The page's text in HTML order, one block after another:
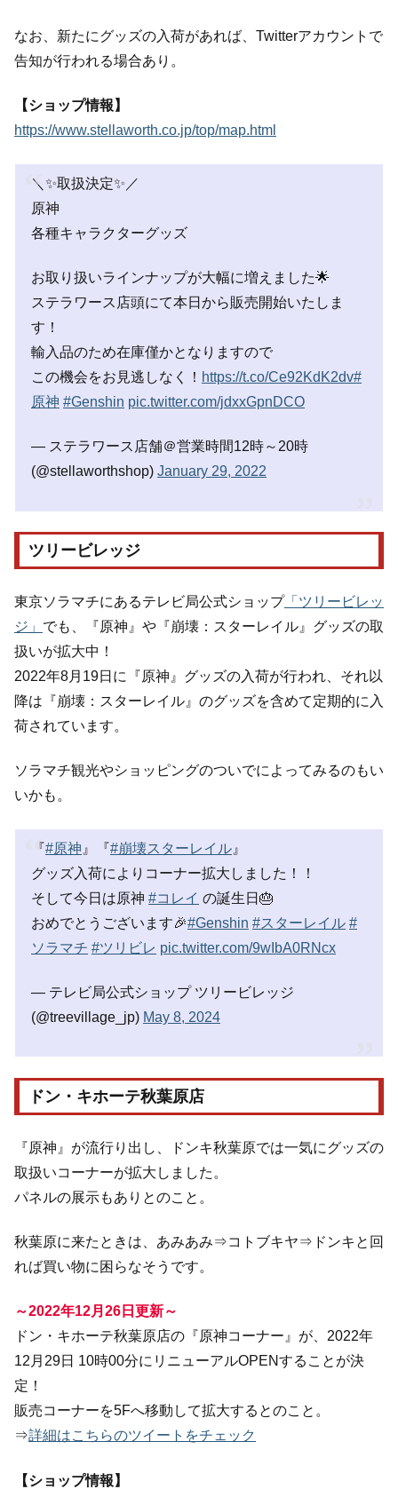
なお、新たにグッズの入荷があれば、Twitterアカウントで
告知が行われる場合あり。
【ショップ情報】
https://www.stellaworth.co.jp/top/map.html
＼✨取扱決定✨／
原神
各種キャラクターグッズ
お取り扱いラインナップが大幅に増えました🌟
ステラワース店頭にて本日から販売開始いたしま
す！
輸入品のため在庫僅かとなりますので
この機会をお見逃しなく！ https://t.co/Ce92KdK2dv#
原神 #Genshin pic.twitter.com/jdxxGpnDCO
— ステラワース店舗＠営業時間12時～20時
(@stellaworthshop) January 29, 2022
ツリービレッジ
東京ソラマチにあるテレビ局公式ショップ「ツリービレッ
ジ」 でも、『原神』や『崩壊：スターレイル』グッズの取
扱いが拡大中！
2022年8月19日に『原神』グッズの入荷が行われ、それ以
降は『崩壊：スターレイル』のグッズを含めて定期的に入
荷されています。
ソラマチ観光やショッピングのついでによってみるのもい
いかも。
『#原神 』『#崩壊スターレイル 』
グッズ入荷によりコーナー拡大しました！！
そして今日は原神 #コレイ の誕生日🎂
おめでとうございます🎉#Genshin #スターレイル #
ソラマチ #ツリビレ pic.twitter.com/9wIbA0RNcx
— テレビ局公式ショップ ツリービレッジ
(@treevillage_jp) May 8, 2024
ドン・キホーテ秋葉原店
『原神』が流行り出し、ドンキ秋葉原では一気にグッズの
取扱いコーナーが拡大しました。
パネルの展示もありとのこと。
秋葉原に来たときは、あみあみ⇒コトブキヤ⇒ドンキと回
れば買い物に困らなそうです。
～2022年12月26日更新～
ドン・キホーテ秋葉原店の『原神コーナー』が、2022年
12月29日 10時00分にリニューアルOPENすることが決
定！
販売コーナーを5Fへ移動して拡大するとのこと。
⇒詳細はこちらのツイートをチェック
【ショップ情報】